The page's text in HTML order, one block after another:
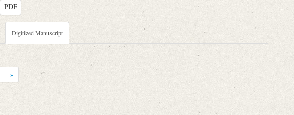
PDF
Digitized Manuscript
»